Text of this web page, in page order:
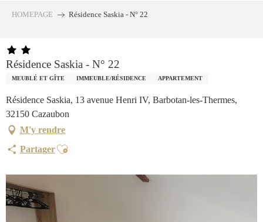
principal
HOMEPAGE Résidence Saskia - N° 22
Résidence Saskia - N° 22
MEUBLÉ ET GÎTE IMMEUBLE/RÉSIDENCE APPARTEMENT
Résidence Saskia, 13 avenue Henri IV, Barbotan-les-Thermes,
32150 Cazaubon
M'y rendre
PartagerAjouter aux favoris